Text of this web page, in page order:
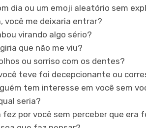
dia ou um emoji aleatório sem
você me deixaria entrar?
virando algo sério?
que não me viu?
ou sorriso com os dentes?
teve foi decepcionante ou
tem interesse em você sem
seria?
por você sem perceber que era